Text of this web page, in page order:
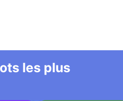
les plus